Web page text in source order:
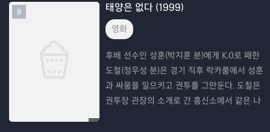
는
8 태양은 없다 (1999)
영화
후배 선수인 성훈(박지훈 분)에게 K.O로 패한
도철(정우성 분)은 경기 직후 락카룸에서 성훈
과 싸움을 일으키고 권투를 그만둔다. 도철은
권투장 관장의 소개로 간 흥신소에서 같은 나